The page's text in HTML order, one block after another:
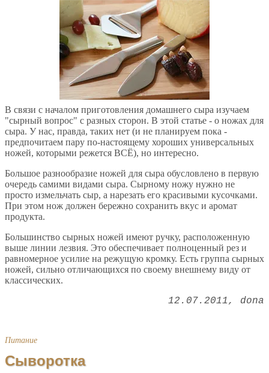
В связи с началом приготовления домашнего сыра изучаем
"сырный вопрос" с разных сторон. В этой статье - о ножах для
сыра. У нас, правда, таких нет (и не планируем пока -
предпочитаем пару по-настоящему хороших универсальных
ножей, которыми режется ВСЁ), но интересно.
Большое разнообразие ножей для сыра обусловлено в первую
очередь самими видами сыра. Сырному ножу нужно не
просто измельчать сыр, а нарезать его красивыми кусочками.
При этом нож должен бережно сохранить вкус и аромат
продукта.
Большинство сырных ножей имеют ручку, расположенную
выше линии лезвия. Это обеспечивает полноценный рез и
равномерное усилие на режущую кромку. Есть группа сырных
ножей, сильно отличающихся по своему внешнему виду от
классических.
12.07.2011 dona
Питание
Сыворотка